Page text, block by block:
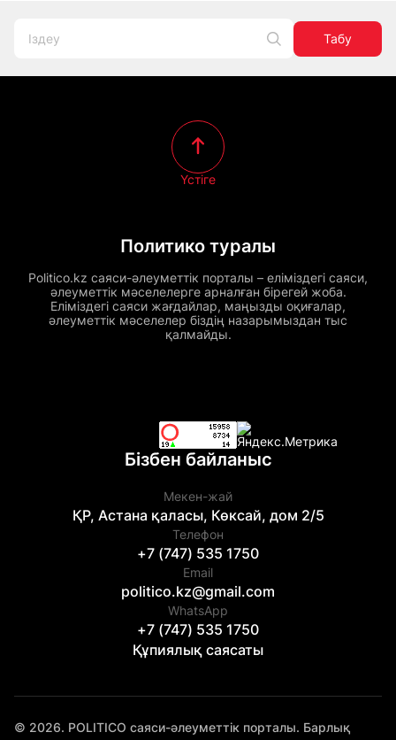
Табу
Политико туралы
Politico.kz саяси-әлеуметтік порталы – еліміздегі саяси,
әлеуметтік мәселелерге арналған бірегей жоба.
Еліміздегі саяси жағдайлар, маңызды оқиғалар,
әлеуметтік мәселелер біздің назарымыздан тыс
қалмайды.
Үстіге
Бізбен байланыс
Мекен-жай
ҚР, Астана қаласы, Көксай, дом 2/5
Телефон
+7 (747) 535 1750
Email
politico.kz@gmail.com
WhatsApp
+7 (747) 535 1750
Құпиялық саясаты
© 2026. POLITICO саяси-әлеуметтік порталы. Барлық